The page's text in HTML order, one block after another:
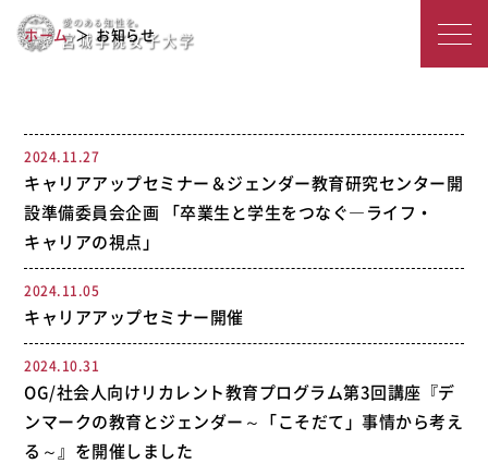
女
大
学
2024年度のアーカイブ
ホーム お知らせ
2024.11.27
キャリアアップセミナー＆ジェンダー教育研究センター開
設準備委員会企画 「卒業生と学生をつなぐ―ライフ・
キャリアの視点」
2024.11.05
キャリアアップセミナー開催
2024.10.31
OG/社会人向けリカレント教育プログラム第3回講座『デ
ンマークの教育とジェンダー～「こそだて」事情から考え
る～』を開催しました